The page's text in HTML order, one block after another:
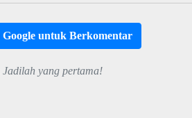
untuk Berkomentar
Jadilah yang pertama!